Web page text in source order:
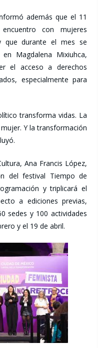
además que el 11
con mujeres
que durante el mes se
Magdalena Mixiuhca,
el acceso a derechos
especialmente para
transforma vidas. La
Y la transformación
Ana Francis López,
del festival Tiempo de
y triplicará el
a ediciones previas,
sedes y 100 actividades
y el 19 de abril.